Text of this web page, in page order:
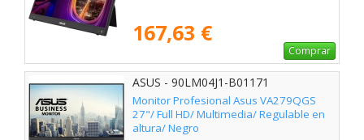
167,63 €
Comprar
ASUS - 90LM04J1-B01171
Monitor Profesional Asus VA279QGS
27"/ Full HD/ Multimedia/ Regulable en
altura/ Negro